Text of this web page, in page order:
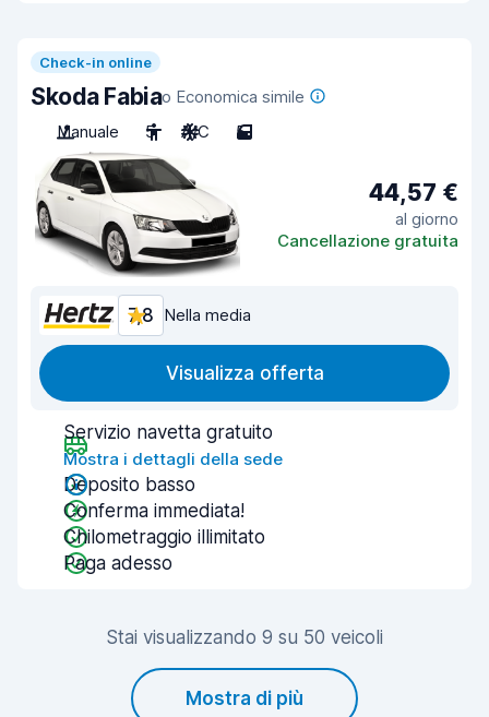
Check-in online
Skoda Fabiao Economica simile
Manuale
5 A/C 5
44,57 €
al giorno
Cancellazione gratuita
7,8 Nella media
Visualizza offerta
Servizio navetta gratuito
Mostra i dettagli della sede
Deposito basso
Conferma immediata!
Chilometraggio illimitato
Paga adesso
Stai visualizzando 9 su 50 veicoli
Mostra di più